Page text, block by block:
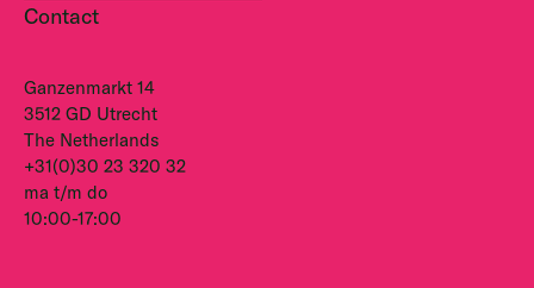
Contact
Ganzenmarkt 14
3512 GD Utrecht
The Netherlands
+31(0)30 23 320 32
ma t/m do
10:00-17:00